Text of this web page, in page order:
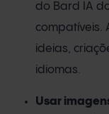
do Bard IA
compatíveis.
ideias,
idiomas.
Usar